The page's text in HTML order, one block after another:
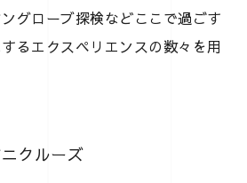
グローブ探検などここで過ごす
るエクスペリエンスの数々を用
クルーズ